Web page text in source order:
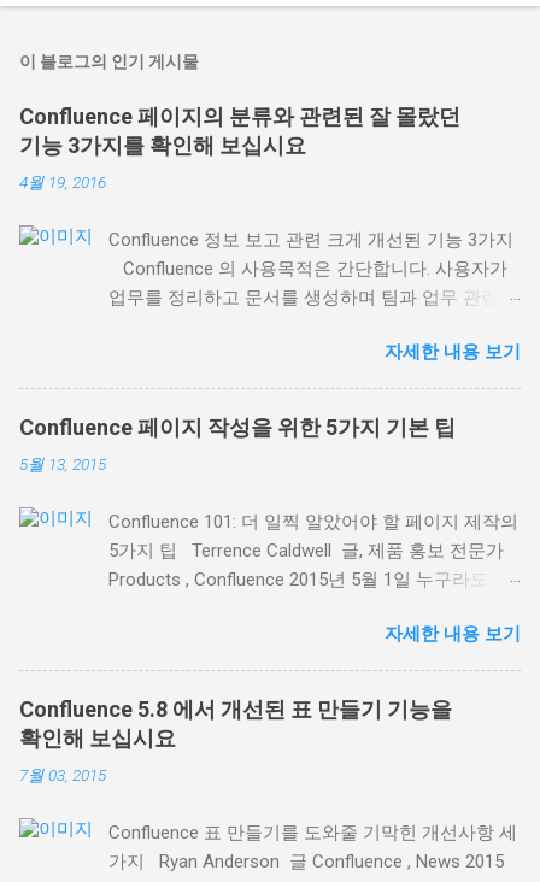
글
이 블로그의 인기 게시물
Confluence 페이지의 분류와 관련된 잘 몰랐던
기능 3가지를 확인해 보십시요
4월 19, 2016
Confluence 정보 보고 관련 크게 개선된 기능 3가지
Confluence 의 사용목적은 간단합니다. 사용자가
업무를 정리하고 문서를 생성하며 팀과 업무 관련
또는 회사가 접근할 수 있는 한 장소에 모든 업무를
집중화(하고 정리)할 수 있도록 하는 것입니다. 이번
블로그 소식에서는 최근 배포된 Confluence 5.8 에
서 제공되는 기존 매크로 의 크게 개선된 3가지 기
등을 통한 관련 페이지의 정보 표시 레이블 콘텐츠
매크로 ( Content by Label macro ) 는 동일한 페이
지 레이블을 사용해 관련 페이지 목록을 동적으로
더 좋아졌기 때문입니다. 예를 들어, Confluence 내
고객 면담 내용을 기록한 모든 페이지를 레이블 콘
텐츠 매크로를 사용해 목록으로 표시할 수 있습니
다. 다음과 같이 페이지 표시 기준 옵션이 추가되었
표시 매크로 설정 대화창에서 표시하려는 정확한 페
이지를 검색하고, 표시 내용을 미리보기 해서 필요
자세한 내용 보기
Confluence 페이지 작성을 위한 5가지 기본 팁
5월 13, 2015
Confluence 101: 더 일찍 알았어야 할 페이지 제작의
5가지 팁 Terrence Caldwell 글, 제품 홍보 전문가
Products , Confluence 2015년 5월 1일 누구라도
페이지가 얼마나 강력한지, 그리고 페이지로 컨텐츠
를 만들려면 얼마간의 연습이 필요하다는 것을 아실
겁니다. Confluence를 성공적으로 사용하려면 온라
인 컨텐츠 제작 의 장점과 유용성을 이해하는 것이
가장 중요합니다. Confluence에 대한 이해를 돕기
릿으로 백지에서 시작하면 여러 모로 자유롭지만,
굳이 이미 있는 것을 다시 만드느라 애쓸 필요가 있
자세한 내용 보기
Confluence 5.8 에서 개선된 표 만들기 기능을
확인해 보십시요
7월 03, 2015
Confluence 표 만들기를 도와줄 기막힌 개선사항 세
가지 Ryan Anderson 글 Confluence , News 2015